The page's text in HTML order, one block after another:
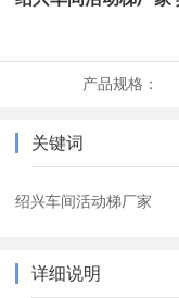
产品规格：
关键词
绍兴车间活动梯厂家
详细说明